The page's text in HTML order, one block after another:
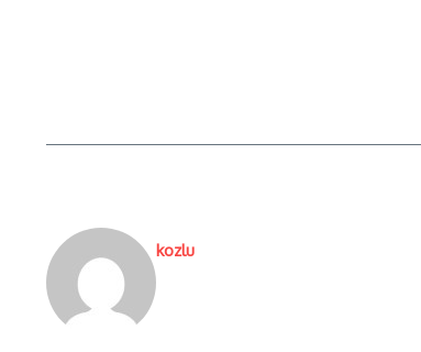
kozlu